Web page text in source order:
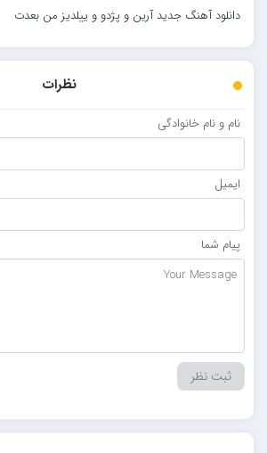
دانلود آهنگ جدید آرین و پژدو و ییلدیز من بعدت
نظرات
نام و نام خانوادگی
ایمیل
پیام شما